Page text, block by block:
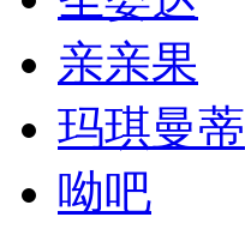
亲亲果
玛琪曼蒂
呦吧